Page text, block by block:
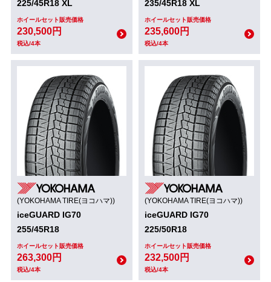
225/45R18 XL
ホイールセット販売価格
230,500円
税込/4本
235/45R18 XL
ホイールセット販売価格
235,600円
税込/4本
(YOKOHAMA TIRE(ヨコハマ))
iceGUARD IG70
255/45R18
ホイールセット販売価格
263,300円
税込/4本
(YOKOHAMA TIRE(ヨコハマ))
iceGUARD IG70
225/50R18
ホイールセット販売価格
232,500円
税込/4本